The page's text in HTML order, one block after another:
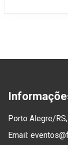
Porto Alegre/
Email: